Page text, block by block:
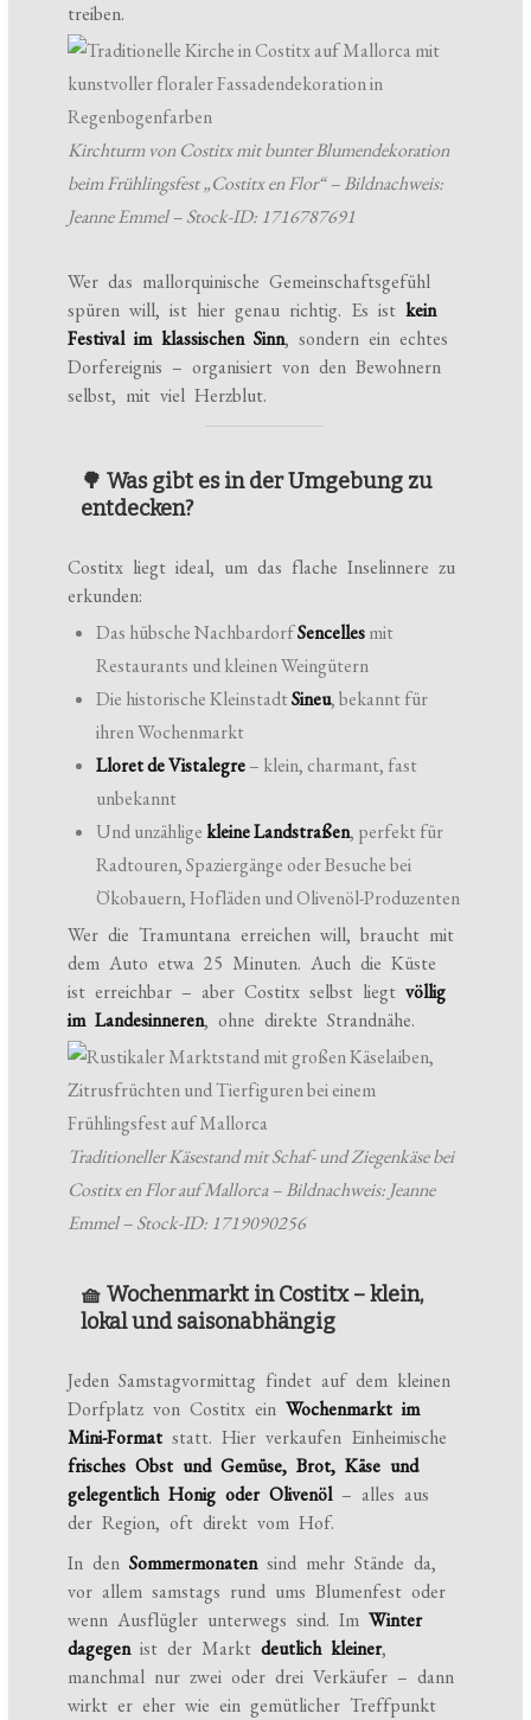
treiben.
Kirchturm von Costitx mit bunter Blumendekoration
beim Frühlingsfest „Costitx en Flor“ – Bildnachweis:
Jeanne Emmel – Stock-ID: 1716787691
Wer das mallorquinische Gemeinschaftsgefühl
spüren will, ist hier genau richtig. Es istkein
Festival im klassischen Sinn, sondern ein echtes
Dorfereignis – organisiert von den Bewohnern
selbst, mit viel Herzblut.
🌳 Was gibt es in der Umgebung zu
entdecken?
Costitx liegt ideal, um das flache Inselinnere zu
erkunden:
Das hübsche NachbardorfSencellesmit
Restaurants und kleinen Weingütern
Die historische KleinstadtSineu, bekannt für
ihren Wochenmarkt
Lloret de Vistalegre– klein, charmant, fast
unbekannt
Und unzähligekleine Landstraßen, perfekt für
Radtouren, Spaziergänge oder Besuche bei
Ökobauern, Hofläden und Olivenöl-Produzenten
Wer die Tramuntana erreichen will, braucht mit
dem Auto etwa 25 Minuten. Auch die Küste
ist erreichbar – aber Costitx selbst liegtvöllig
im Landesinneren, ohne direkte Strandnähe.
Traditioneller Käsestand mit Schaf- und Ziegenkäse bei
Costitx en Flor auf Mallorca – Bildnachweis: Jeanne
Emmel – Stock-ID: 1719090256
🧺 Wochenmarkt in Costitx – klein,
lokal und saisonabhängig
Jeden Samstagvormittag findet auf dem kleinen
Dorfplatz von Costitx einWochenmarkt im
Mini-Format statt. Hier verkaufen Einheimische
frisches Obst und Gemüse, Brot, Käse und
gelegentlich Honig oder Olivenöl– alles aus
der Region, oft direkt vom Hof.
In denSommermonatensind mehr Stände da,
vor allem samstags rund ums Blumenfest oder
wenn Ausflügler unterwegs sind. ImWinter
dagegenist der Marktdeutlich kleiner,
manchmal nur zwei oder drei Verkäufer – dann
wirkt er eher wie ein gemütlicher Treffpunkt